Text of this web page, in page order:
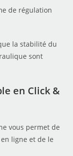
de régulation
la stabilité du
sont
en Click &
vous permet de
ligne et de le